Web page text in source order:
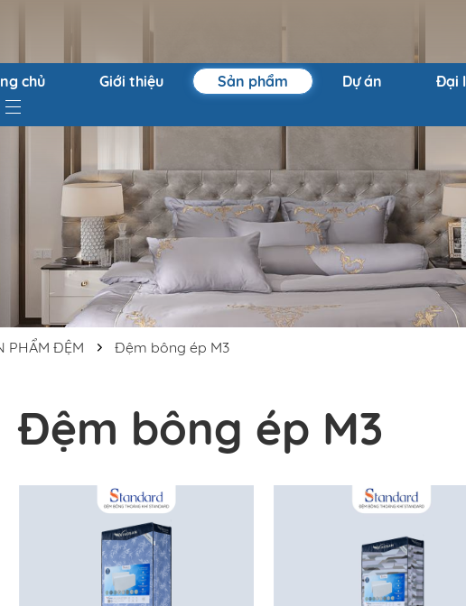
chủ Giới thiệu Sản phẩm Dự án
Đại
PHẨM ĐỆM Đệm bông ép M3
Đệm bông ép M3